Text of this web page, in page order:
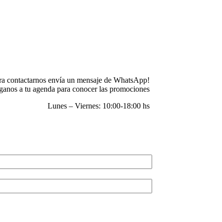
contactarnos envía un mensaje de WhatsApp!
a tu agenda para conocer las promociones
Lunes – Viernes: 10:00-18:00 hs